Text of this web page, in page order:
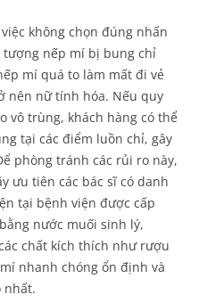
không chọn đúng nhấn
nếp mí bị bung chỉ
mí quá to làm mất đi vẻ
nên nữ tính hóa. Nếu quy
vô trùng, khách hàng có thể
tại các điểm luồn chỉ, gây
phòng tránh các rủi ro này,
ưu tiên các bác sĩ có danh
tại bệnh viện được cấp
nước muối sinh lý,
chất kích thích như rượu
nhanh chóng ổn định và
nhất.